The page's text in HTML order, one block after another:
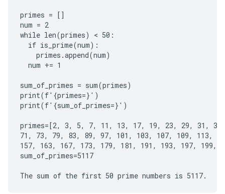
primes = []
num = 2
while len(primes) < 50:
  if is_prime(num):
    primes.append(num)
  num += 1
sum_of_primes = sum(primes)
print(f'{primes=}')
print(f'{sum_of_primes=}')
primes=[2, 3, 5, 7, 11, 13, 17, 19, 23, 29, 31,
71, 73, 79, 83, 89, 97, 101, 103, 107, 109, 113,
157, 163, 167, 173, 179, 181, 191, 193, 197, 199,
sum_of_primes=5117